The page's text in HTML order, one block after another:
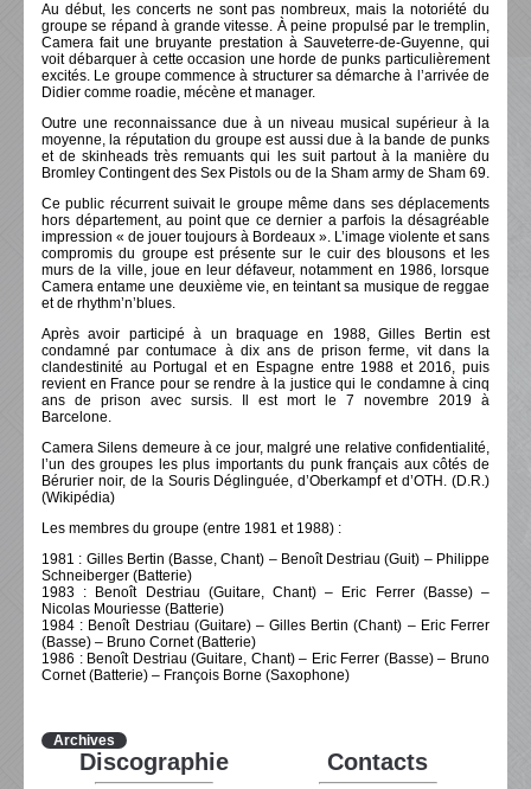
Au début, les concerts ne sont pas nombreux, mais la notoriété du
groupe se répand à grande vitesse. À peine propulsé par le tremplin,
Camera fait une bruyante prestation à Sauveterre-de-Guyenne, qui
voit débarquer à cette occasion une horde de punks particulièrement
excités. Le groupe commence à structurer sa démarche à l’arrivée de
Didier comme roadie, mécène et manager.
Outre une reconnaissance due à un niveau musical supérieur à la
moyenne, la réputation du groupe est aussi due à la bande de punks
et de skinheads très remuants qui les suit partout à la manière du
Bromley Contingent des Sex Pistols ou de la Sham army de Sham 69.
Ce public récurrent suivait le groupe même dans ses déplacements
hors département, au point que ce dernier a parfois la désagréable
impression « de jouer toujours à Bordeaux ». L’image violente et sans
compromis du groupe est présente sur le cuir des blousons et les
murs de la ville, joue en leur défaveur, notamment en 1986, lorsque
Camera entame une deuxième vie, en teintant sa musique de reggae
et de rhythm’n’blues.
Après avoir participé à un braquage en 1988, Gilles Bertin est
condamné par contumace à dix ans de prison ferme, vit dans la
clandestinité au Portugal et en Espagne entre 1988 et 2016, puis
revient en France pour se rendre à la justice qui le condamne à cinq
ans de prison avec sursis. Il est mort le 7 novembre 2019 à
Barcelone.
Camera Silens demeure à ce jour, malgré une relative confidentialité,
l’un des groupes les plus importants du punk français aux côtés de
Bérurier noir, de la Souris Déglinguée, d’Oberkampf et d’OTH. (D.R.)
(Wikipédia)
Les membres du groupe (entre 1981 et 1988) :
1981 : Gilles Bertin (Basse, Chant) – Benoît Destriau (Guit) – Philippe
Schneiberger (Batterie)
1983 : Benoît Destriau (Guitare, Chant) – Eric Ferrer (Basse) –
Nicolas Mouriesse (Batterie)
1984 : Benoît Destriau (Guitare) – Gilles Bertin (Chant) – Eric Ferrer
(Basse) – Bruno Cornet (Batterie)
1986 : Benoît Destriau (Guitare, Chant) – Eric Ferrer (Basse) – Bruno
Cornet (Batterie) – François Borne (Saxophone)
Archives
Discographie Contacts